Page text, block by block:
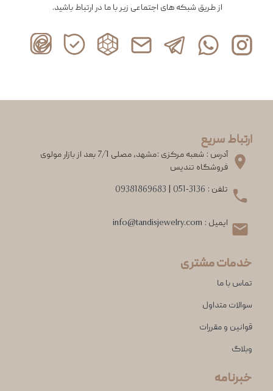
از طریق شبکه های اجتماعی زیر با ما در ارتباط باشید.
ارتباط سریع
آدرس : شعبه مرکزی :مشهد، مصلی 7/1 بعد از بازار مولوی
فروشگاه تندیس
تلفن : 051-3136
09381869683
ایمیل : info@tandisjewelry.com
خدمات مشتری
تماس با ما
سوالات متداول
قوانین و مقررات
وبلاگ
خبرنامه